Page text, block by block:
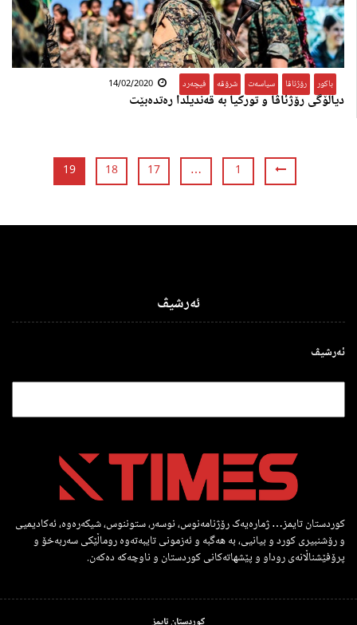
باکور رۆژئاڤا سیاسەت شرۆڤە فیچەرد 14/02/2020
دیالۆگی رۆژئاڤا و تورکیا بە قەندیلدا رەتدەبێت
1
…
17
18
19
ئەرشیڤ
ئەرشیڤ
کوردستان تایمز… ژمارەیەک رۆژنامەنوس، نوسەر، ستوننوس، شیکەرەوە، ئەکادیمیی
و رۆشنبیری کورد و بیانیی، بە هەگبە و ئەزمونی تایبەتەوە روماڵێکی سەربەخۆ و
پرۆفێشناڵانەی روداو و پێشهاتەکانی کوردستان و ناوچەکە دەکەن.